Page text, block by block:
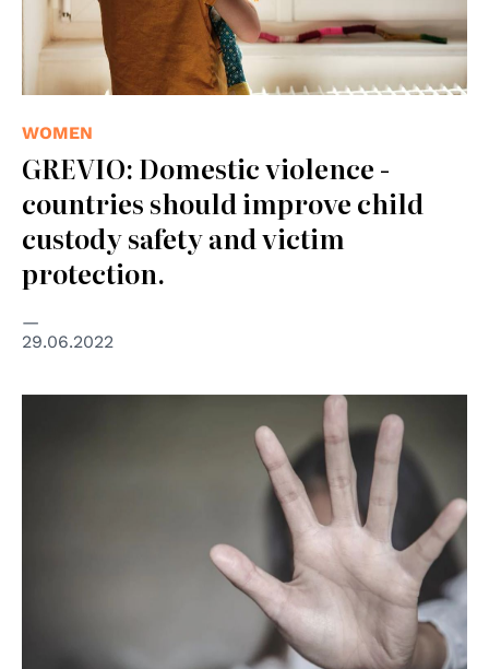
WOMEN
GREVIO: Domestic violence -
countries should improve child
custody safety and victim
protection.
29.06.2022